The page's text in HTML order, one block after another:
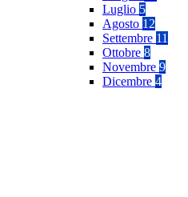
Luglio 5
Agosto 12
Settembre 11
Ottobre 8
Novembre 9
Dicembre 4